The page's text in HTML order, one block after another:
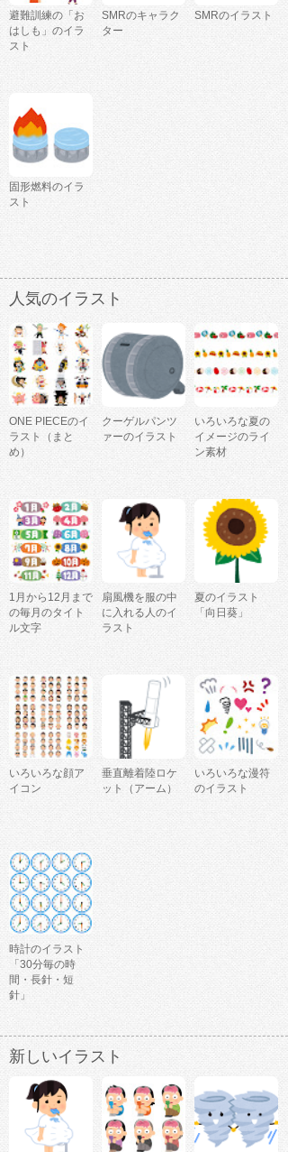
避難訓練の「お
はしも」のイラ
スト
SMRのキャラク
ター
SMRのイラスト
固形燃料のイラ
スト
人気のイラスト
ONE PIECEのイ
ラスト（まと
め）
クーゲルパンツ
ァーのイラスト
いろいろな夏の
イメージのライ
ン素材
1月から12月まで
の毎月のタイト
ル文字
扇風機を服の中
に入れる人のイ
ラスト
夏のイラスト
「向日葵」
いろいろな顔ア
イコン
垂直離着陸ロケ
ット（アーム）
いろいろな漫符
のイラスト
時計のイラスト
「30分毎の時
間・長針・短
針」
新しいイラスト